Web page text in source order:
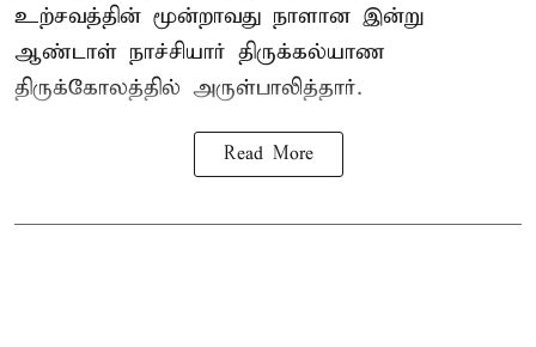
உற்சவத்தின் மூன்றாவது நாளான இன்று
ஆண்டாள் நாச்சியார் திருக்கல்யாண
திருக்கோலத்தில் அருள்பாலித்தார்.
Read More